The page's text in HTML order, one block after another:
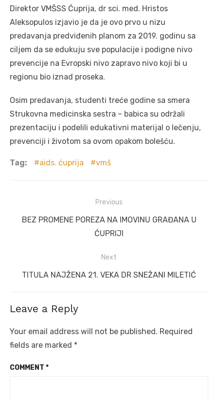
Direktor VMŠSS Ćuprija, dr sci. med. Hristos
Aleksopulos izjavio je da je ovo prvo u nizu
predavanja predviđenih planom za 2019. godinu sa
ciljem da se edukuju sve populacije i podigne nivo
prevencije na Evropski nivo zapravo nivo koji bi u
regionu bio iznad proseka.
Osim predavanja, studenti treće godine sa smera
Strukovna medicinska sestra – babica su održali
prezentaciju i podelili edukativni materijal o lečenju,
prevenciji i životom sa ovom opakom bolešću.
Tag: aids. ćuprija vmš
navigation
Previous
Previous
BEZ PROMENE POREZA NA IMOVINU GRAĐANA U
ĆUPRIJI
Next
Next
TITULA NAJŽENA 21. VEKA DR SNEŽANI MILETIĆ
Leave a Reply
Your email address will not be published. Required
fields are marked *
COMMENT *